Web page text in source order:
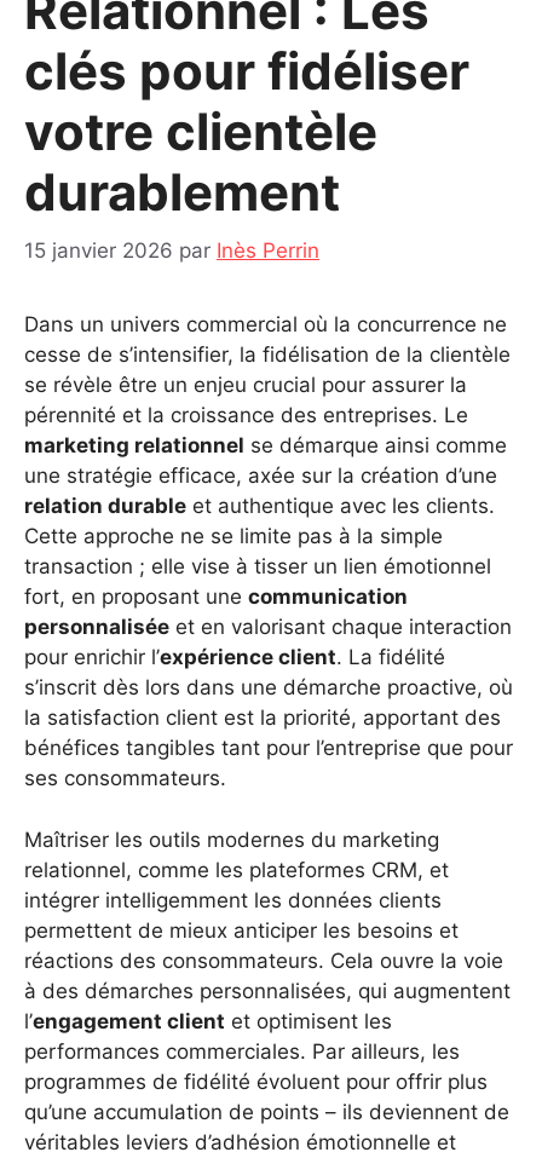
clés pour fidéliser
votre clientèle
durablement
15 janvier 2026 par Inès Perrin
Dans un univers commercial où la concurrence ne
cesse de s’intensifier, la fidélisation de la clientèle
se révèle être un enjeu crucial pour assurer la
pérennité et la croissance des entreprises. Le
marketing relationnel se démarque ainsi comme
une stratégie efficace, axée sur la création d’une
relation durable et authentique avec les clients.
Cette approche ne se limite pas à la simple
transaction ; elle vise à tisser un lien émotionnel
fort, en proposant une communication
personnalisée et en valorisant chaque interaction
pour enrichir l’expérience client. La fidélité
s’inscrit dès lors dans une démarche proactive, où
la satisfaction client est la priorité, apportant des
bénéfices tangibles tant pour l’entreprise que pour
ses consommateurs.
Maîtriser les outils modernes du marketing
relationnel, comme les plateformes CRM, et
intégrer intelligemment les données clients
permettent de mieux anticiper les besoins et
réactions des consommateurs. Cela ouvre la voie
à des démarches personnalisées, qui augmentent
l’engagement client et optimisent les
performances commerciales. Par ailleurs, les
programmes de fidélité évoluent pour offrir plus
qu’une accumulation de points – ils deviennent de
véritables leviers d’adhésion émotionnelle et